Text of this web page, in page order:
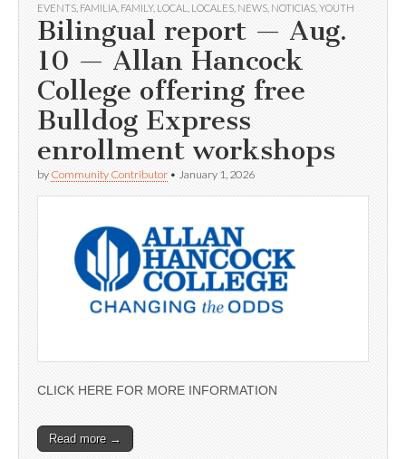
EVENTS FAMILIA FAMILY, LOCAL LOCALES NEWS NOTICIAS YOUTH
Bilingual report — Aug.
10 — Allan Hancock
College offering free
Bulldog Express
enrollment workshops
by Community Contributor • January 1, 2026
CLICK HERE FOR MORE INFORMATION
Read more →